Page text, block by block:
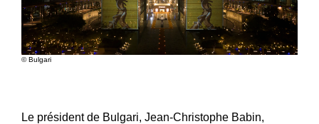
© Bulgari
Le président de Bulgari, Jean-Christophe Babin,